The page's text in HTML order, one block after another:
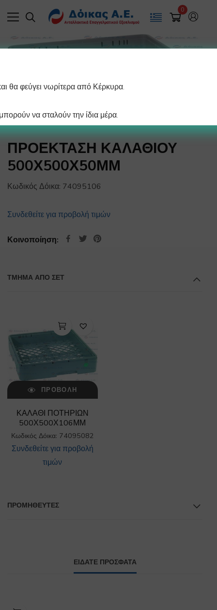
0
ΠΡΟΕΚΤΑΣΗ ΚΑΛΑΘΙΟΥ
500Χ500Χ50ΜΜ
Κωδικός Δόικα: 74095106
Συνδεθείτε για προβολή τιμών
Κοινοποίηση:
ΤΜΉΜΑ ΑΠΌ ΣΕΤ
ΠΡΟΒΟΛΉ
ΚΑΛΑΘΙ ΠΟΤΗΡΙΩΝ
500Χ500Χ106ΜΜ
Κωδικός Δόικα: 74095082
Συνδεθείτε για προβολή
τιμών
ΠΡΟΜΗΘΕΥΤΕΣ
ΕΙΔΑΤΕ ΠΡΟΣΦΑΤΑ
θα φεύγει νωρίτερα από Κέρκυρα.
να σταλούν την ίδια μέρα.